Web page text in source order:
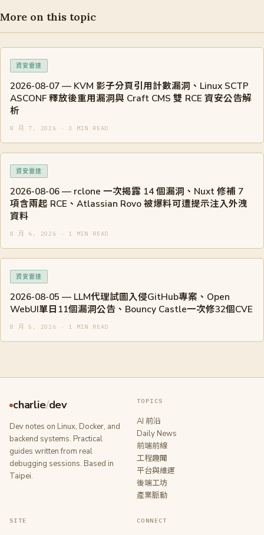
More on this topic
資安雷達
2026-08-07 — KVM 影子分頁引用計數漏洞、Linux SCTP
ASCONF 釋放後重用漏洞與 Craft CMS 雙 RCE 資安公告解
析
8 月 7, 2026 · 3 MIN READ
資安雷達
2026-08-06 — rclone 一次揭露 14 個漏洞、Nuxt 修補 7
項含兩起 RCE、Atlassian Rovo 被爆料可遭提示注入外洩
資料
8 月 6, 2026 · 1 MIN READ
資安雷達
2026-08-05 — LLM代理試圖入侵GitHub專案、Open
WebUI單日11個漏洞公告、Bouncy Castle一次修32個CVE
8 月 5, 2026 · 1 MIN READ
charlie/dev
Dev notes on Linux, Docker, and
backend systems. Practical
guides written from real
debugging sessions. Based in
Taipei.
TOPICS
AI 前沿
Daily News
前端前線
工程趣聞
平台與維運
後端工坊
產業脈動
SITE CONNECT